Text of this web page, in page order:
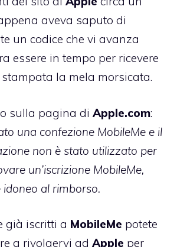
aveva saputo di
un codice che vi avanza
essere in tempo per ricevere
stampata la mela morsicata.
sulla pagina di Apple.com:
una confezione MobileMe e il
non è stato utilizzato per
un’iscrizione MobileMe,
idoneo al rimborso.
già iscritti a MobileMe potete
a rivolgervi ad Apple per